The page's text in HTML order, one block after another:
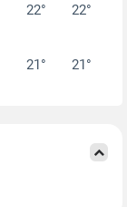
22° 22°
21° 21°